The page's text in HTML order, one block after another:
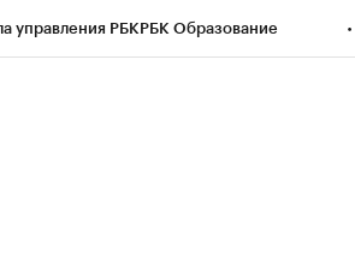
управления РБКРБК Образование